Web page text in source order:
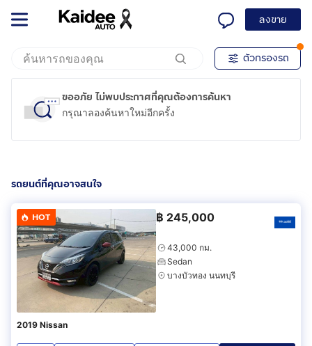
ลงขาย
ตัวกรองรถ
ขออภัย ไม่พบประกาศที่คุณต้องการค้นหา
กรุณาลองค้นหาใหม่อีกครั้ง
รถยนต์ที่คุณอาจสนใจ
HOT ฿ 245,000
43,000 กม.
Sedan
บางบัวทอง นนทบุรี
2019 Nissan